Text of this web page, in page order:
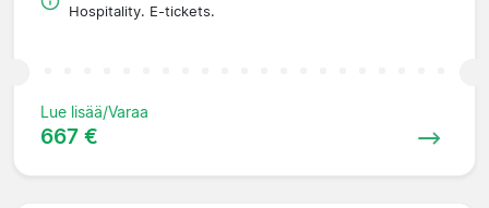
Hospitality. E-tickets.
Lue lisää/Varaa
667 €